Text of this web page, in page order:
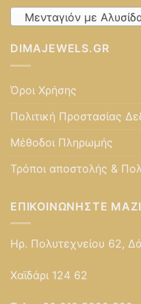
Μενταγιόν με
DIMAJEWELS.GR
Όροι Χρήσης
Πολιτική Προστασίας
Μέθοδοι Πληρωμής
Τρόποι αποστολής &
ΕΠΙΚΟΙΝΩΝΉΣΤΕ
Ηρ. Πολυτεχνείου 62,
Χαϊδάρι 124 62